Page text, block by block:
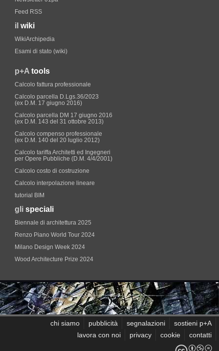
Feed RSS
il wiki
WikiArchipedia
Esami di stato (wiki)
p+A tools
Calcolo fattura professionale
Calcolo parcella D.Lgs.36/2023
(ex D.M. 17 giugno 2016)
Calcolo parcella DM 17 giugno 2016
(ex D.M. 143 del 31 ottobre 2013)
Calcolo compenso professionale
(ex D.M. 140 del 20 luglio 2012)
Calcolo tariffa Architetti ed Ingegneri
per Opere Pubbliche (D.M. 4/4/2001)
Calcolo costo di costruzione
Calcolo interpolazione lineare
tutorial BIM
gli speciali
Biennale di architettura 2025
Renzo Piano World Tour 2024
Milano Design Week 2024
Wood Architecture Prize 2024
chi siamo pubblicità segnalazioni
sostieni p+A
lavora con noi
privacy cookie contatti